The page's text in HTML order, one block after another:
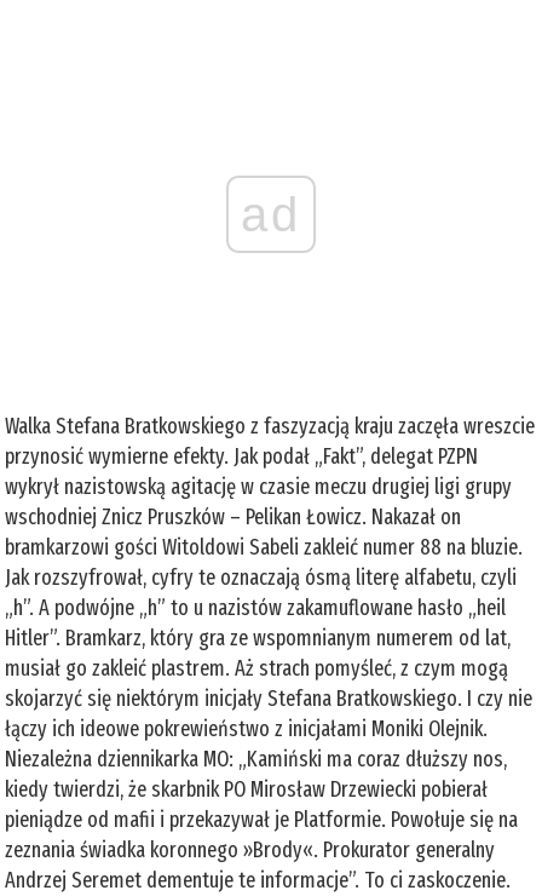
ad
Walka Stefana Bratkowskiego z faszyzacją kraju zaczęła wreszcie
przynosić wymierne efekty. Jak podał „Fakt”, delegat PZPN
wykrył nazistowską agitację w czasie meczu drugiej ligi grupy
wschodniej Znicz Pruszków – Pelikan Łowicz. Nakazał on
bramkarzowi gości Witoldowi Sabeli zakleić numer 88 na bluzie.
Jak rozszyfrował, cyfry te oznaczają ósmą literę alfabetu, czyli
„h”. A podwójne „h” to u nazistów zakamuflowane hasło „heil
Hitler”. Bramkarz, który gra ze wspomnianym numerem od lat,
musiał go zakleić plastrem. Aż strach pomyśleć, z czym mogą
skojarzyć się niektórym inicjały Stefana Bratkowskiego. I czy nie
łączy ich ideowe pokrewieństwo z inicjałami Moniki Olejnik.
Niezależna dziennikarka MO: „Kamiński ma coraz dłuższy nos,
kiedy twierdzi, że skarbnik PO Mirosław Drzewiecki pobierał
pieniądze od mafii i przekazywał je Platformie. Powołuje się na
zeznania świadka koronnego »Brody«. Prokurator generalny
Andrzej Seremet dementuje te informacje”. To ci zaskoczenie.